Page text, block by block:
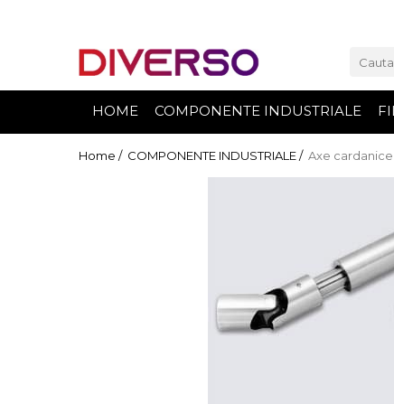
FILAMENTE 3D
HOME COMPONENTE INDUSTRIALE
Home / COMPONENTE INDUSTRIALE / Axe cardanice